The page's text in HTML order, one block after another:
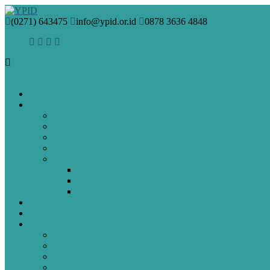
(0271) 643475 info@ypid.or.id 0878 3636 4848